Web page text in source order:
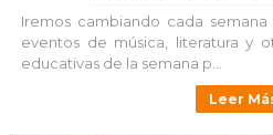
Iremos cambiando cada
eventos de música, literatura y
educativas de la semana p...
Leer